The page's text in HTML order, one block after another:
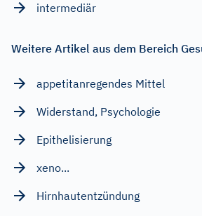
intermediär
Weitere Artikel aus dem Bereich
appetitanregendes Mittel
Widerstand, Psychologie
Epithelisierung
xeno...
Hirnhautentzündung